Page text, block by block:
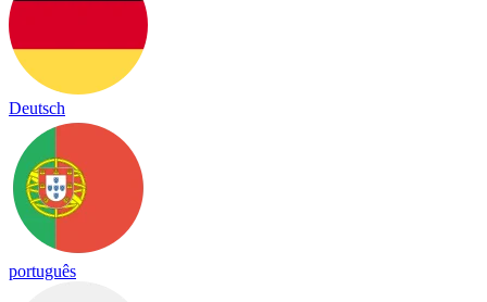
Deutsch
português